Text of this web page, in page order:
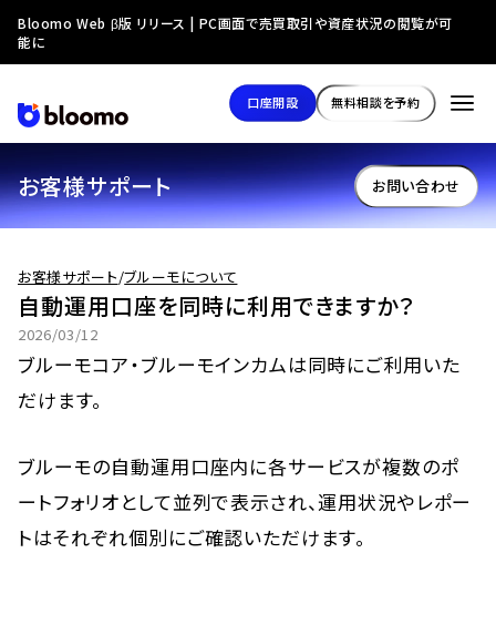
お客様サポート お問い合わせ
お客様サポート/ブルーモについて
自動運用口座を同時に利用できますか？
2026/03/12
ブルーモコア・ブルーモインカムは同時にご利用いた
だけます。
ブルーモの自動運用口座内に各サービスが複数のポ
ートフォリオとして並列で表示され、運用状況やレポー
トはそれぞれ個別にご確認いただけます。
Bloomo Web β版 リリース | PC画面で売買取引や資産状況の閲覧が可
能に
口座開設 無料相談を予約